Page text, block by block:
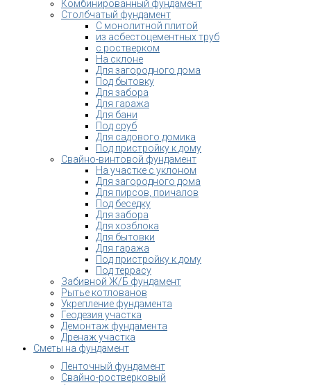
Комбинированный фундамент
Столбчатый фундамент
С монолитной плитой
из асбестоцементных труб
с ростверком
На склоне
Для загородного дома
Под бытовку
Для забора
Для гаража
Для бани
Под сруб
Для садового домика
Под пристройку к дому
Свайно-винтовой фундамент
На участке с уклоном
Для загородного дома
Для пирсов, причалов
Под беседку
Для забора
Для хозблока
Для бытовки
Для гаража
Под пристройку к дому
Под террасу
Забивной Ж/Б фундамент
Рытье котлованов
Укрепление фундамента
Геодезия участка
Демонтаж фундамента
Дренаж участка
Сметы на фундамент
Ленточный фундамент
Свайно-ростверковый